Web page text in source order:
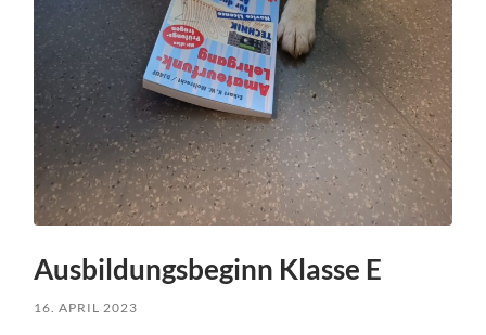
Ausbildungsbeginn Klasse E
16. APRIL 2023